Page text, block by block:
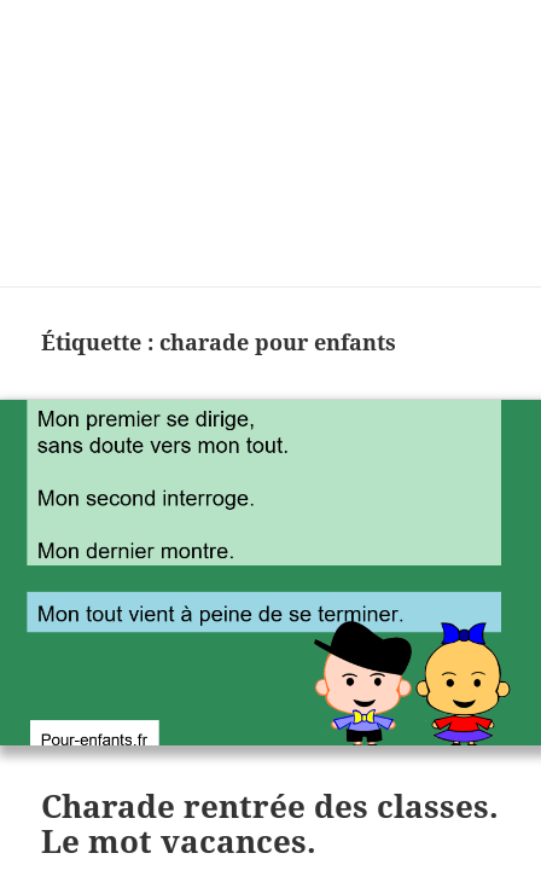
devinettes, pour enfants.
Étiquette :charade pour enfants
Charade rentrée des classes.
Le mot vacances.